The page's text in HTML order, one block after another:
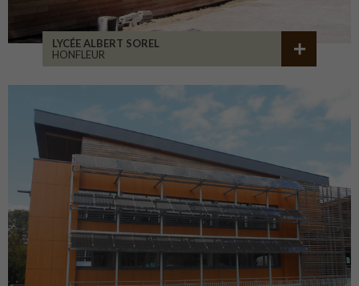
LYCÉE ALBERT SOREL
HONFLEUR